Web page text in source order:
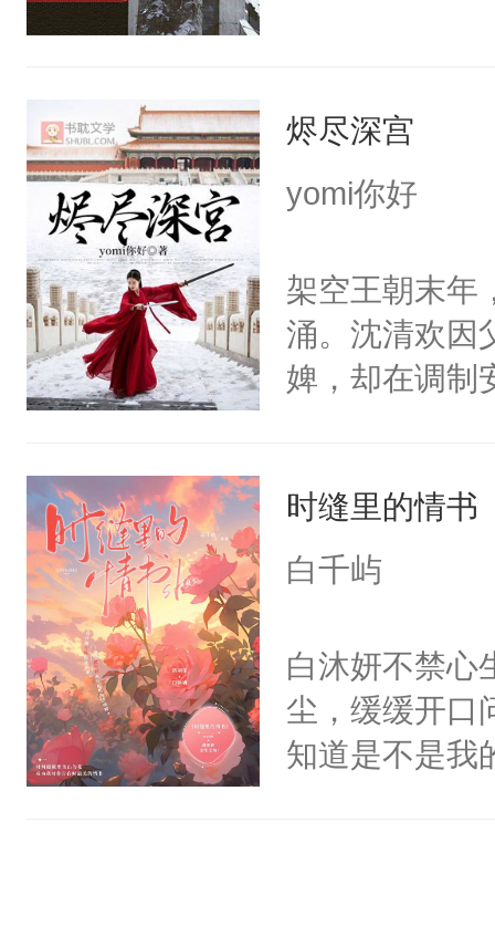
烬尽深宫
yomi你好
架空王朝末年
涌。沈清欢因
婢，却在调制
在朝堂密信中
致命纽带。沈
借萧景深之
棋子。而萧景
脊背刻下“乱
宫”的疯语，
时缝里的情书
白千屿
白沐妍不禁心
尘，缓缓开口
知道是不是我